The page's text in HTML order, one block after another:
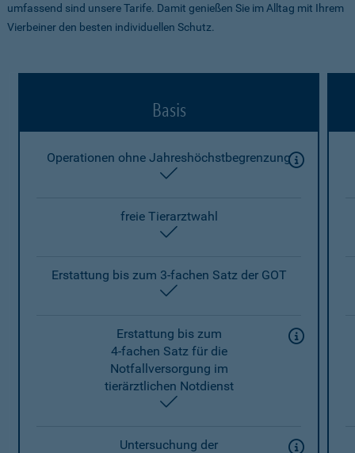
umfassend sind unsere Tarife. Damit genießen Sie im Alltag mit Ihrem
Vierbeiner den besten individuellen Schutz.
Basis
Operationen ohne Jahreshöchstbegrenzung
freie Tierarztwahl
Erstattung bis zum 3-fachen Satz der GOT
Erstattung bis zum
4-fachen Satz für die
Notfallversorgung im
tierärztlichen Notdienst
Untersuchung der